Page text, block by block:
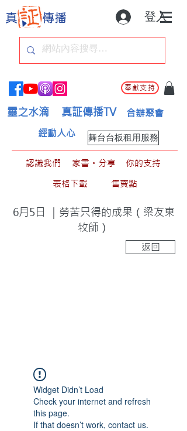
登入
奉獻支持
靈之水滴 真証傳播TV 合辦聚會
舞台台板租用服務
經動人心
認識我們 家書。分享
你的支持
表格下載
售賣點
6月5日 ｜勞苦只得的成果（梁友東
牧師）
返回
Widget Didn’t Load
Check your internet and refresh
this page.
If that doesn’t work, contact us.